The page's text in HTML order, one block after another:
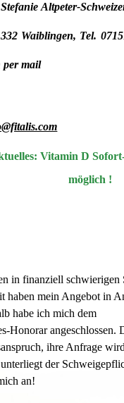
Altpeter-
Waiblingen, Tel.
per mail
Vitamin D
möglich !
in finanziell schwierigen
haben mein Angebot in
habe ich mich dem
Honorar angeschlossen.
ihre Anfrage
der
an!